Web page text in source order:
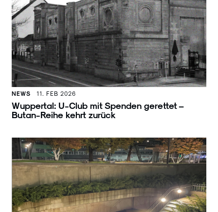
NEWS 11. FEB 2026
Wuppertal: U-Club mit Spenden gerettet –
Butan-Reihe kehrt zurück